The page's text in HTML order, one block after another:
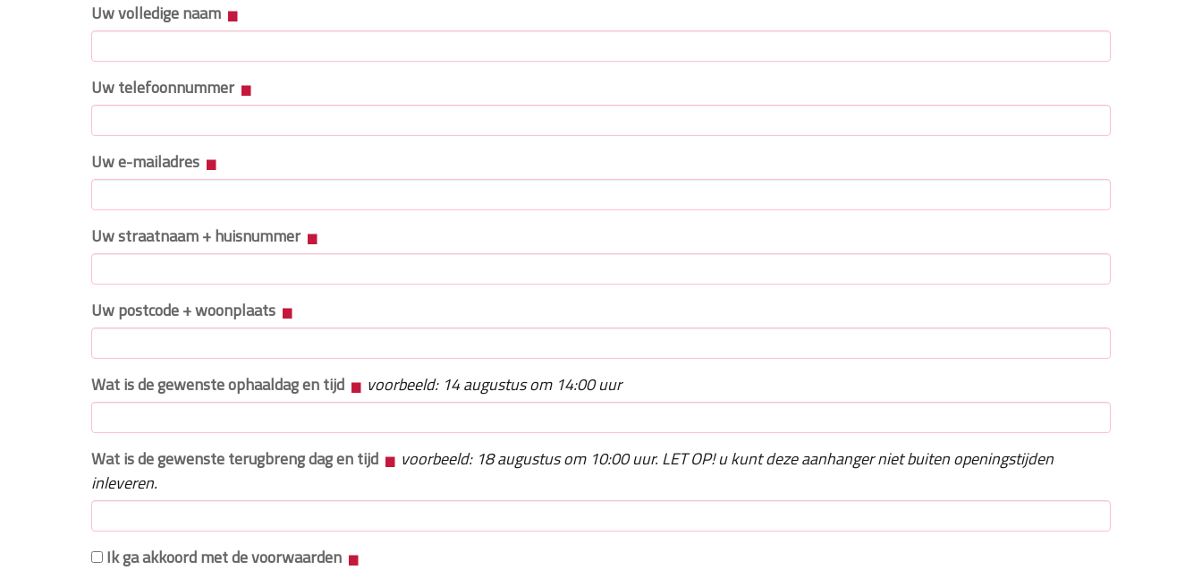
Uw volledige naam
Uw telefoonnummer
Uw e-mailadres
Uw straatnaam + huisnummer
Uw postcode + woonplaats
Wat is de gewenste ophaaldag en tijd voorbeeld: 14 augustus om 14:00 uur
Wat is de gewenste terugbreng dag en tijd
voorbeeld: 18 augustus om 10:00 uur. LET OP! u kunt deze aanhanger niet buiten openingstijden
inleveren.
Ik ga akkoord met de voorwaarden